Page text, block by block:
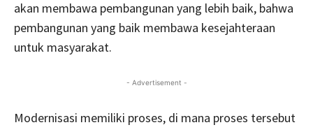
akan membawa pembangunan yang lebih baik, bahwa
pembangunan yang baik membawa kesejahteraan
untuk masyarakat.
- Advertisement -
Modernisasi memiliki proses, di mana proses tersebut